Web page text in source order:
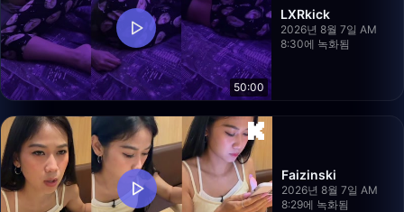
50:00
LXRkick
2026년 8월 7일 AM
8:30에 녹화됨
Faizinski
2026년 8월 7일 AM
8:29에 녹화됨